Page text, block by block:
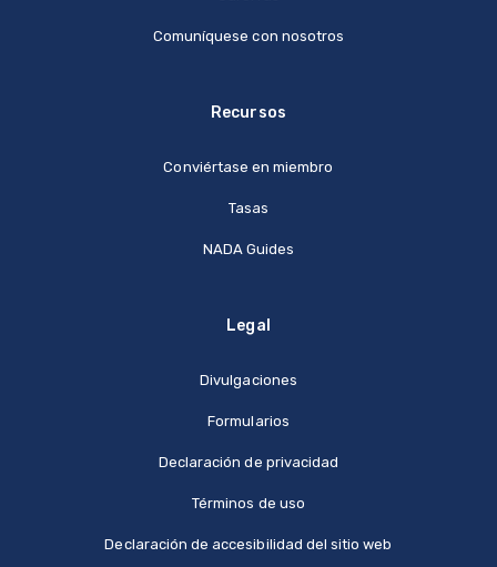
Comuníquese con nosotros
Recursos
Conviértase en miembro
Tasas
NADA Guides
Legal
Divulgaciones
Formularios
Declaración de privacidad
Términos de uso
Declaración de accesibilidad del sitio web